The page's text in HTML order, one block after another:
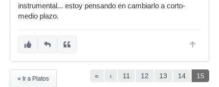
instrumental... estoy pensando en cambiarlo a corto-
medio plazo.
« ‹ 11 12 13 14 15
« Ir a Platos